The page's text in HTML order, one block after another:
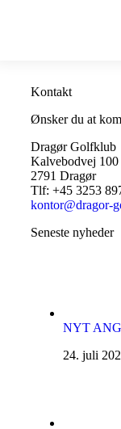
Kontakt
Ønsker du at
Dragør Golfklub
Kalvebodvej 100
2791 Dragør
Tlf: +45 3253
kontor@dragor-
Seneste nyheder
NYT
24. juli